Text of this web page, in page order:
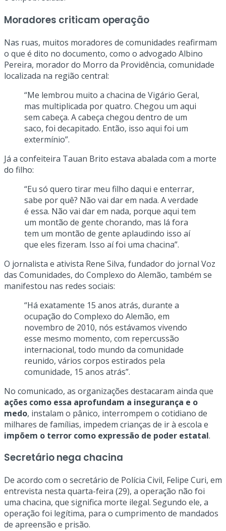
Moradores criticam operação
Nas ruas, muitos moradores de comunidades reafirmam
o que é dito no documento, como o advogado Albino
Pereira, morador do Morro da Providência, comunidade
localizada na região central:
“Me lembrou muito a chacina de Vigário Geral,
mas multiplicada por quatro. Chegou um aqui
sem cabeça. A cabeça chegou dentro de um
saco, foi decapitado. Então, isso aqui foi um
extermínio”.
Já a confeiteira Tauan Brito estava abalada com a morte
do filho:
“Eu só quero tirar meu filho daqui e enterrar,
sabe por quê? Não vai dar em nada. A verdade
é essa. Não vai dar em nada, porque aqui tem
um montão de gente chorando, mas lá fora
tem um montão de gente aplaudindo isso aí
que eles fizeram. Isso aí foi uma chacina”.
O jornalista e ativista Rene Silva, fundador do jornal Voz
das Comunidades, do Complexo do Alemão, também se
manifestou nas redes sociais:
“Há exatamente 15 anos atrás, durante a
ocupação do Complexo do Alemão, em
novembro de 2010, nós estávamos vivendo
esse mesmo momento, com repercussão
internacional, todo mundo da comunidade
reunido, vários corpos estirados pela
comunidade, 15 anos atrás”.
No comunicado, as organizações destacaram ainda que
ações como essa aprofundam a insegurança e o
medo, instalam o pânico, interrompem o cotidiano de
milhares de famílias, impedem crianças de ir à escola e
impõem o terror como expressão de poder estatal.
Secretário nega chacina
De acordo com o secretário de Polícia Civil, Felipe Curi, em
entrevista nesta quarta-feira (29), a operação não foi
uma chacina, que significa morte ilegal. Segundo ele, a
operação foi legítima, para o cumprimento de mandados
de apreensão e prisão.